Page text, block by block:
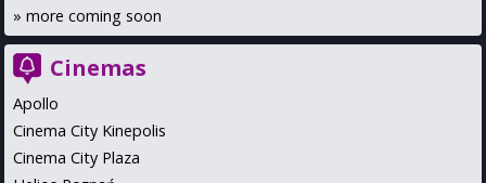
» more coming soon
Cinemas
Apollo
Cinema City Kinepolis
Cinema City Plaza